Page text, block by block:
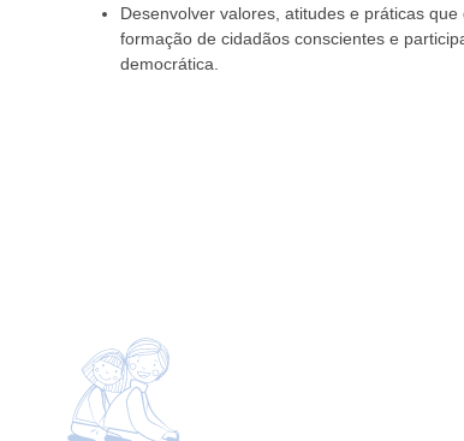
Desenvolver valores, atitudes e práticas
formação de cidadãos conscientes e
democrática.